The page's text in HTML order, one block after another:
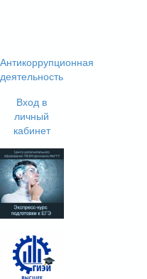
Антикоррупционная
деятельность
Вход в
личный
кабинет